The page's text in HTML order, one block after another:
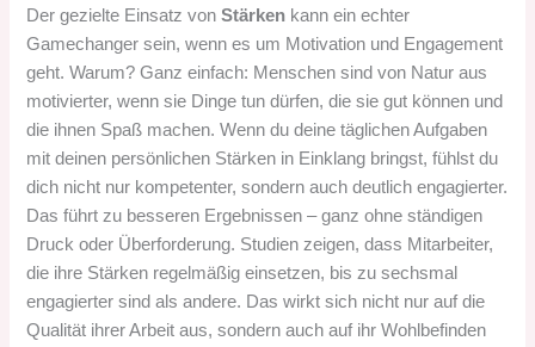
Der gezielte Einsatz vonStärken kann ein echter
Gamechanger sein, wenn es um Motivation und Engagement
geht. Warum? Ganz einfach: Menschen sind von Natur aus
motivierter, wenn sie Dinge tun dürfen, die sie gut können und
die ihnen Spaß machen. Wenn du deine täglichen Aufgaben
mit deinen persönlichen Stärken in Einklang bringst, fühlst du
dich nicht nur kompetenter, sondern auch deutlich engagierter.
Das führt zu besseren Ergebnissen – ganz ohne ständigen
Druck oder Überforderung. Studien zeigen, dass Mitarbeiter,
die ihre Stärken regelmäßig einsetzen, bis zu sechsmal
engagierter sind als andere. Das wirkt sich nicht nur auf die
Qualität ihrer Arbeit aus, sondern auch auf ihr Wohlbefinden